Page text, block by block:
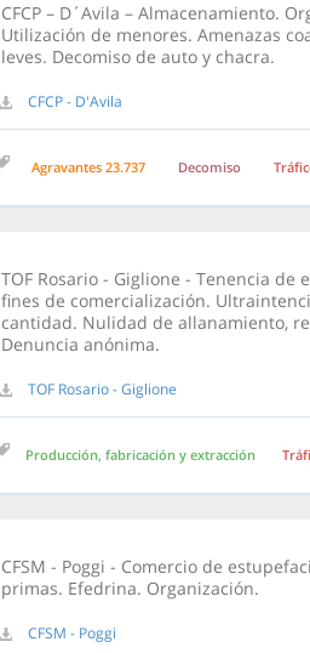
CFCP – D´Avila – Almacenamiento.
Utilización de menores. Amenazas
leves. Decomiso de auto y chacra.
CFCP - D'Avila
Agravantes 23.737 Decomiso
TOF Rosario - Giglione - Tenencia de
fines de comercialización.
cantidad. Nulidad de allanamiento,
Denuncia anónima.
TOF Rosario - Giglione
Producción, fabricación y extracción
CFSM - Poggi - Comercio de
primas. Efedrina. Organización.
CFSM - Poggi